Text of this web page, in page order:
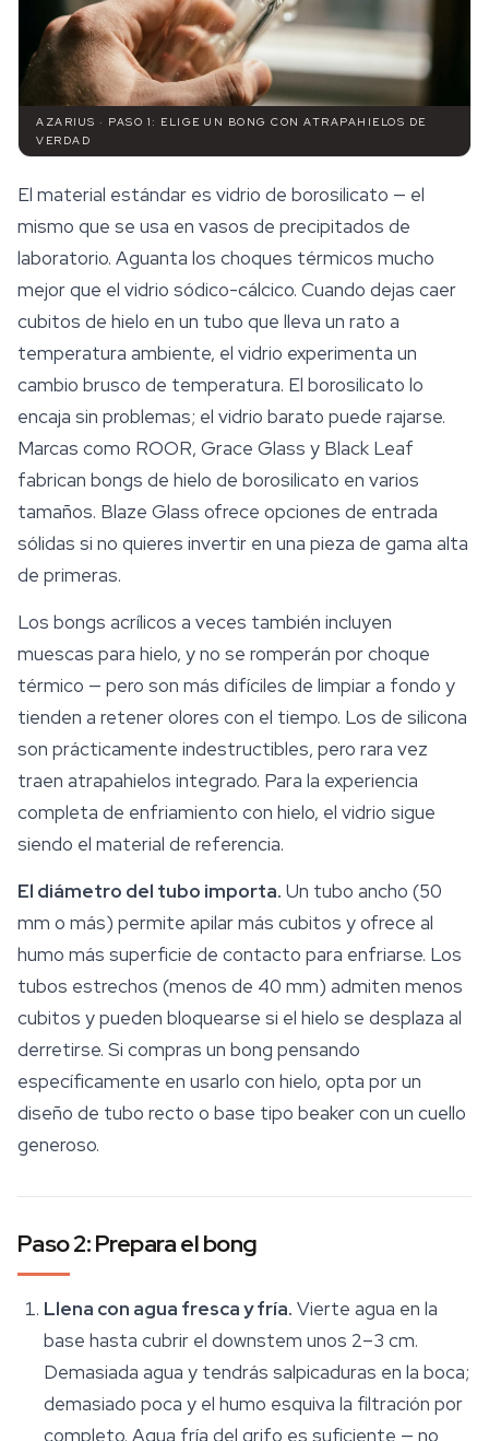
AZARIUS · PASO 1: ELIGE UN BONG CON ATRAPAHIELOS DE
VERDAD
El material estándar es vidrio de borosilicato — el
mismo que se usa en vasos de precipitados de
laboratorio. Aguanta los choques térmicos mucho
mejor que el vidrio sódico-cálcico. Cuando dejas caer
cubitos de hielo en un tubo que lleva un rato a
temperatura ambiente, el vidrio experimenta un
cambio brusco de temperatura. El borosilicato lo
encaja sin problemas; el vidrio barato puede rajarse.
Marcas como ROOR, Grace Glass y Black Leaf
fabrican bongs de hielo de borosilicato en varios
tamaños. Blaze Glass ofrece opciones de entrada
sólidas si no quieres invertir en una pieza de gama alta
de primeras.
Los bongs acrílicos a veces también incluyen
muescas para hielo, y no se romperán por choque
térmico — pero son más difíciles de limpiar a fondo y
tienden a retener olores con el tiempo. Los de silicona
son prácticamente indestructibles, pero rara vez
traen atrapahielos integrado. Para la experiencia
completa de enfriamiento con hielo, el vidrio sigue
siendo el material de referencia.
El diámetro del tubo importa. Un tubo ancho (50
mm o más) permite apilar más cubitos y ofrece al
humo más superficie de contacto para enfriarse. Los
tubos estrechos (menos de 40 mm) admiten menos
cubitos y pueden bloquearse si el hielo se desplaza al
derretirse. Si compras un bong pensando
específicamente en usarlo con hielo, opta por un
diseño de tubo recto o base tipo beakercon un cuello
generoso.
Paso 2: Prepara el bong
Llena con agua fresca y fría. Vierte agua en la
base hasta cubrir el downstem unos 2–3 cm.
Demasiada agua y tendrás salpicaduras en la boca;
demasiado poca y el humo esquiva la filtración por
completo. Agua fría del grifo es suficiente — no